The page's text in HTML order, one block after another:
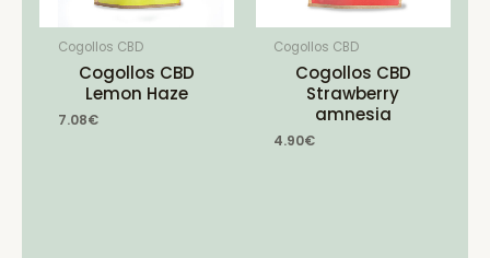
Cogollos CBD
Cogollos CBD
Lemon Haze
7.08€
Cogollos CBD
Cogollos CBD
Strawberry
amnesia
4.90€